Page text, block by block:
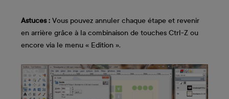
Astuces : Vous pouvez annuler chaque étape et revenir
en arrière grâce à la combinaison de touches Ctrl-Z ou
encore via le menu « Edition ».